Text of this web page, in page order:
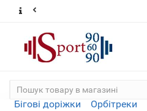
Бігові доріжки Орбітреки